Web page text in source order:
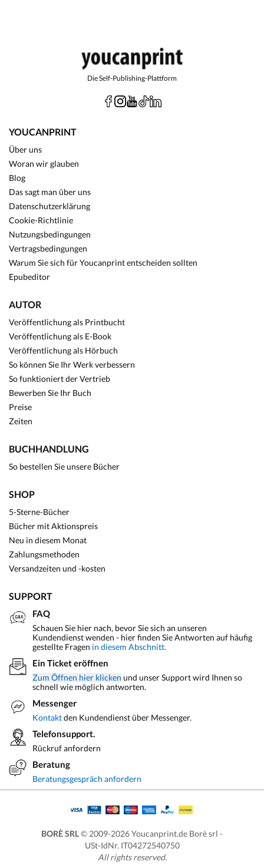
Die Self-Publishing-Plattform
YOUCANPRINT
Über uns
Woran wir glauben
Blog
Das sagt man über uns
Datenschutzerklärung
Cookie-Richtlinie
Nutzungsbedingungen
Vertragsbedingungen
Warum Sie sich für Youcanprint entscheiden sollten
Epubeditor
AUTOR
Veröffentlichung als Printbucht
Veröffentlichung als E-Book
Veröffentlichung als Hörbuch
So können Sie Ihr Werk verbessern
So funktioniert der Vertrieb
Bewerben Sie Ihr Buch
Preise
Zeiten
BUCHHANDLUNG
So bestellen Sie unsere Bücher
SHOP
5-Sterne-Bücher
Bücher mit Aktionspreis
Neu in diesem Monat
Zahlungsmethoden
Versandzeiten und -kosten
SUPPORT
FAQ
Schauen Sie hier nach, bevor Sie sich an unseren
Kundendienst wenden - hier finden Sie Antworten auf häufig
gestellte Fragen in diesem Abschnitt.
Ein Ticket eröffnen
Zum Öffnen hier klicken und unser Support wird Ihnen so
schnell wie möglich antworten.
Messenger
Kontaktden Kundendienst über Messenger.
Telefonsupport.
Rückruf anfordern
Beratung
Beratungsgespräch anfordern
BORÈ SRL© 2009-2026 Youcanprint.de Borè srl -
USt-IdNr. IT04272540750
All rights reserved.